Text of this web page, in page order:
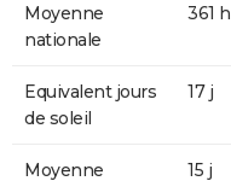
Moyenne
nationale
361 h
Equivalent jours
de soleil
17 j
Moyenne
15 j